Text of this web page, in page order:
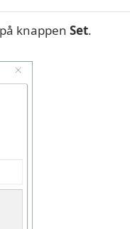
knappen Set.